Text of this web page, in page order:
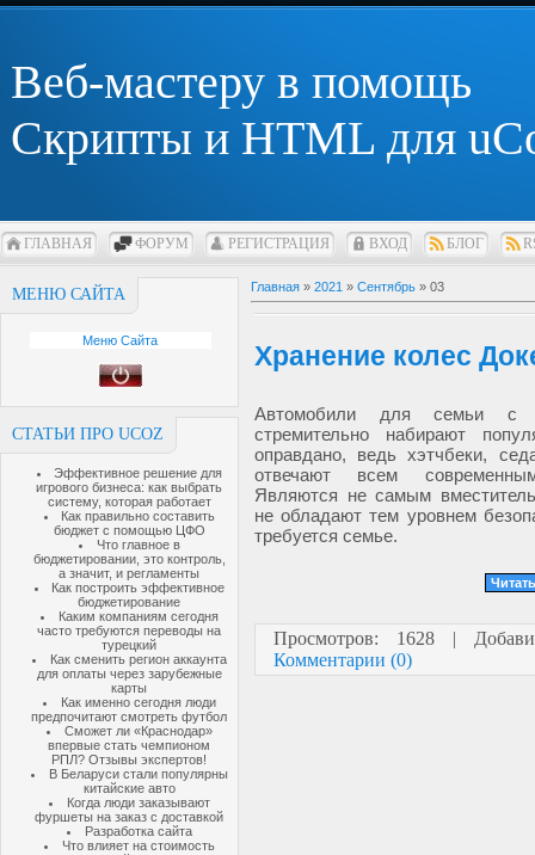
Веб-мастеру в помощь
Скрипты и HTML для
ГЛАВНАЯ ФОРУМ РЕГИСТРАЦИЯ ВХОД БЛОГ
МЕНЮ САЙТА
Меню Сайта
СТАТЬИ ПРО UCOZ
Эффективное решение для
игрового бизнеса: как выбрать
систему, которая работает
Как правильно составить
бюджет с помощью ЦФО
Что главное в
бюджетировании, это контроль,
а значит, и регламенты
Как построить эффективное
бюджетирование
Каким компаниям сегодня
часто требуются переводы на
турецкий
Как сменить регион аккаунта
для оплаты через зарубежные
карты
Как именно сегодня люди
предпочитают смотреть футбол
Сможет ли «Краснодар»
впервые стать чемпионом
РПЛ? Отзывы экспертов!
В Беларуси стали популярны
китайские авто
Когда люди заказывают
фуршеты на заказ с доставкой
Разработка сайта
Что влияет на стоимость
Главная » 2021 » Сентябрь » 03
Хранение колес
Автомобили для семьи с
стремительно набирают
оправдано, ведь хэтчбеки,
отвечают всем
Являются не самым
не обладают тем уровнем
требуется семье.
Просмотров: 1628 |
Комментарии (0)